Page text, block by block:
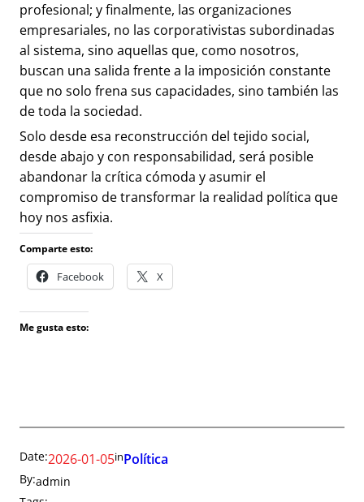
profesional; y finalmente, las organizaciones
empresariales, no las corporativistas subordinadas
al sistema, sino aquellas que, como nosotros,
buscan una salida frente a la imposición constante
que no solo frena sus capacidades, sino también las
de toda la sociedad.
Solo desde esa reconstrucción del tejido social,
desde abajo y con responsabilidad, será posible
abandonar la crítica cómoda y asumir el
compromiso de transformar la realidad política que
hoy nos asfixia.
Comparte esto:
Facebook X
Me gusta esto:
Date:2026-01-05inPolítica
By:admin